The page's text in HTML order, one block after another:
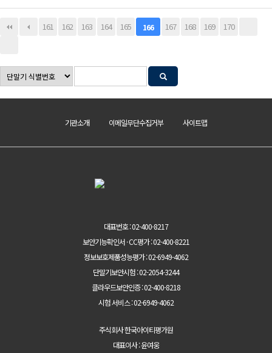
161 162 163 164 165 166 167 168 169 170
기관소개 이메일무단수집거부 사이트맵
대표번호 : 02-400-8217
보안기능확인서 · CC평가 : 02-400-8221
정보보호제품성능평가 : 02-6949-4062
단말기보안시험 : 02-2054-3244
클라우드보안인증 : 02-400-8218
시험 서비스 : 02-6949-4062
주식회사 한국아이티평가원
대표이사 : 윤여웅